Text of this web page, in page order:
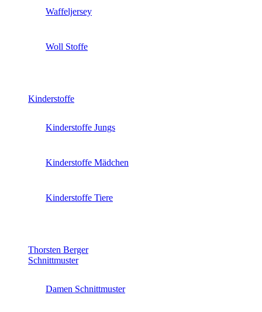
Waffeljersey
Woll Stoffe
Kinderstoffe
Kinderstoffe Jungs
Kinderstoffe Mädchen
Kinderstoffe Tiere
Thorsten Berger
Schnittmuster
Damen Schnittmuster